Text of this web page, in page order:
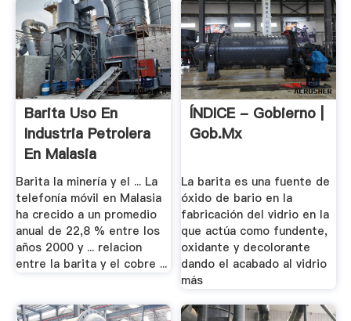
Barita Uso En
Industria Petrolera
En Malasia
Barita la minería y el ... La
telefonía móvil en Malasia
ha crecido a un promedio
anual de 22,8 % entre los
años 2000 y ... relacion
entre la barita y el cobre ...
ÍNDICE - Gobierno |
Gob.mx
La barita es una fuente de
óxido de bario en la
fabricación del vidrio en la
que actúa como fundente,
oxidante y decolorante
dando el acabado al vidrio
más